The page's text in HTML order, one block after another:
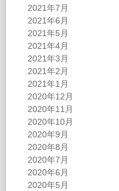
2021年7月
2021年6月
2021年5月
2021年4月
2021年3月
2021年2月
2021年1月
2020年12月
2020年11月
2020年10月
2020年9月
2020年8月
2020年7月
2020年6月
2020年5月